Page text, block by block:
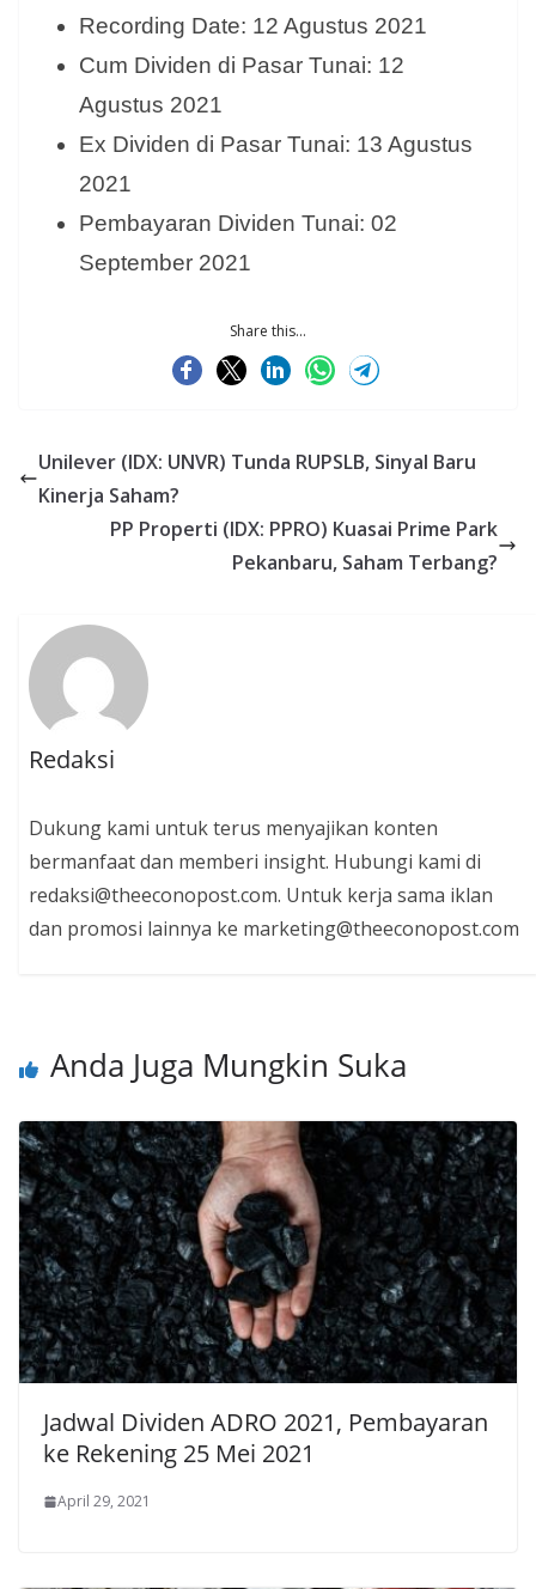
Recording Date: 12 Agustus 2021
Cum Dividen di Pasar Tunai: 12
Agustus 2021
Ex Dividen di Pasar Tunai: 13 Agustus
2021
Pembayaran Dividen Tunai: 02
September 2021
Share this...
Unilever (IDX: UNVR) Tunda RUPSLB, Sinyal Baru
Kinerja Saham?
PP Properti (IDX: PPRO) Kuasai Prime Park
Pekanbaru, Saham Terbang?
Redaksi
Dukung kami untuk terus menyajikan konten
bermanfaat dan memberi insight. Hubungi kami di
redaksi@theeconopost.com. Untuk kerja sama iklan
dan promosi lainnya ke marketing@theeconopost.com
Anda Juga Mungkin Suka
Jadwal Dividen ADRO 2021, Pembayaran
ke Rekening 25 Mei 2021
April 29, 2021